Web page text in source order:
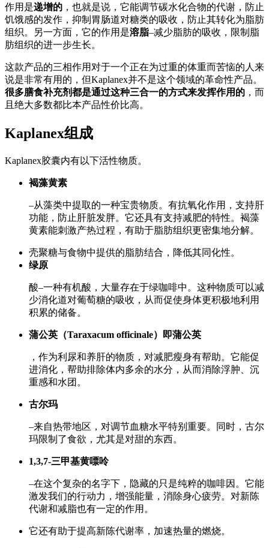
作用是递增的 ，也就是说，它能调节碳水化合物的代谢，防止
饥饿感的发作，抑制胃肠道对糖类的吸收，防止其转化为脂肪
组织。另一方面，它的作用是溶脂–减少脂肪的吸收，限制脂
肪组织的进一步生长。
这款产品的三相作用对于一个正在为过重的体重而苦恼的人来
说是非常有用的，但Kaplanex并不是这个领域的革命性产品。
很多膳食补充剂都是通过这种三合一的方式来发挥作用的 ，而
且绝大多数都比本产品性价比高。
Kaplanex组成
Kaplanex胶囊内有以下活性物质。
褐藻黄素
–从藻类中提取的一种宝贵物质。有抗氧化作用，支持肝
功能，防止肝脏发胖。它还具有支持减肥的特性。褐藻
黄素能刺激产热过程，有助于脂肪组织更密集地分解。
壳聚糖与食物中提供的脂肪结合，降低其同化性。
绿原
酸–一种有机酸，大量存在于绿咖啡中。这种物质可以减
少消化道对葡萄糖的吸收，从而促使身体更积极地利用
积累的储备。
蒲公英（Taraxacum officinale）即蒲公英
，作为利尿和养肝的物质，对减肥瘦身有帮助。它能促
进消化，帮助排除体内多余的水分，从而消除浮肿、沉
重感和水团。
古尔玛
–来自热带地区，对调节血糖水平特别重要。同时，古尔
玛限制了食欲，尤其是对甜的东西。
1,3,7-三甲基黄嘌呤
–在这个复杂的名字下，隐藏的只是纯粹的咖啡因。它能
激发我们的行动力，增强能量，消除身心疲劳。对新陈
代谢和减脂也有一定的作用。
它还有助于提高新陈代谢率，加速热量的燃烧。